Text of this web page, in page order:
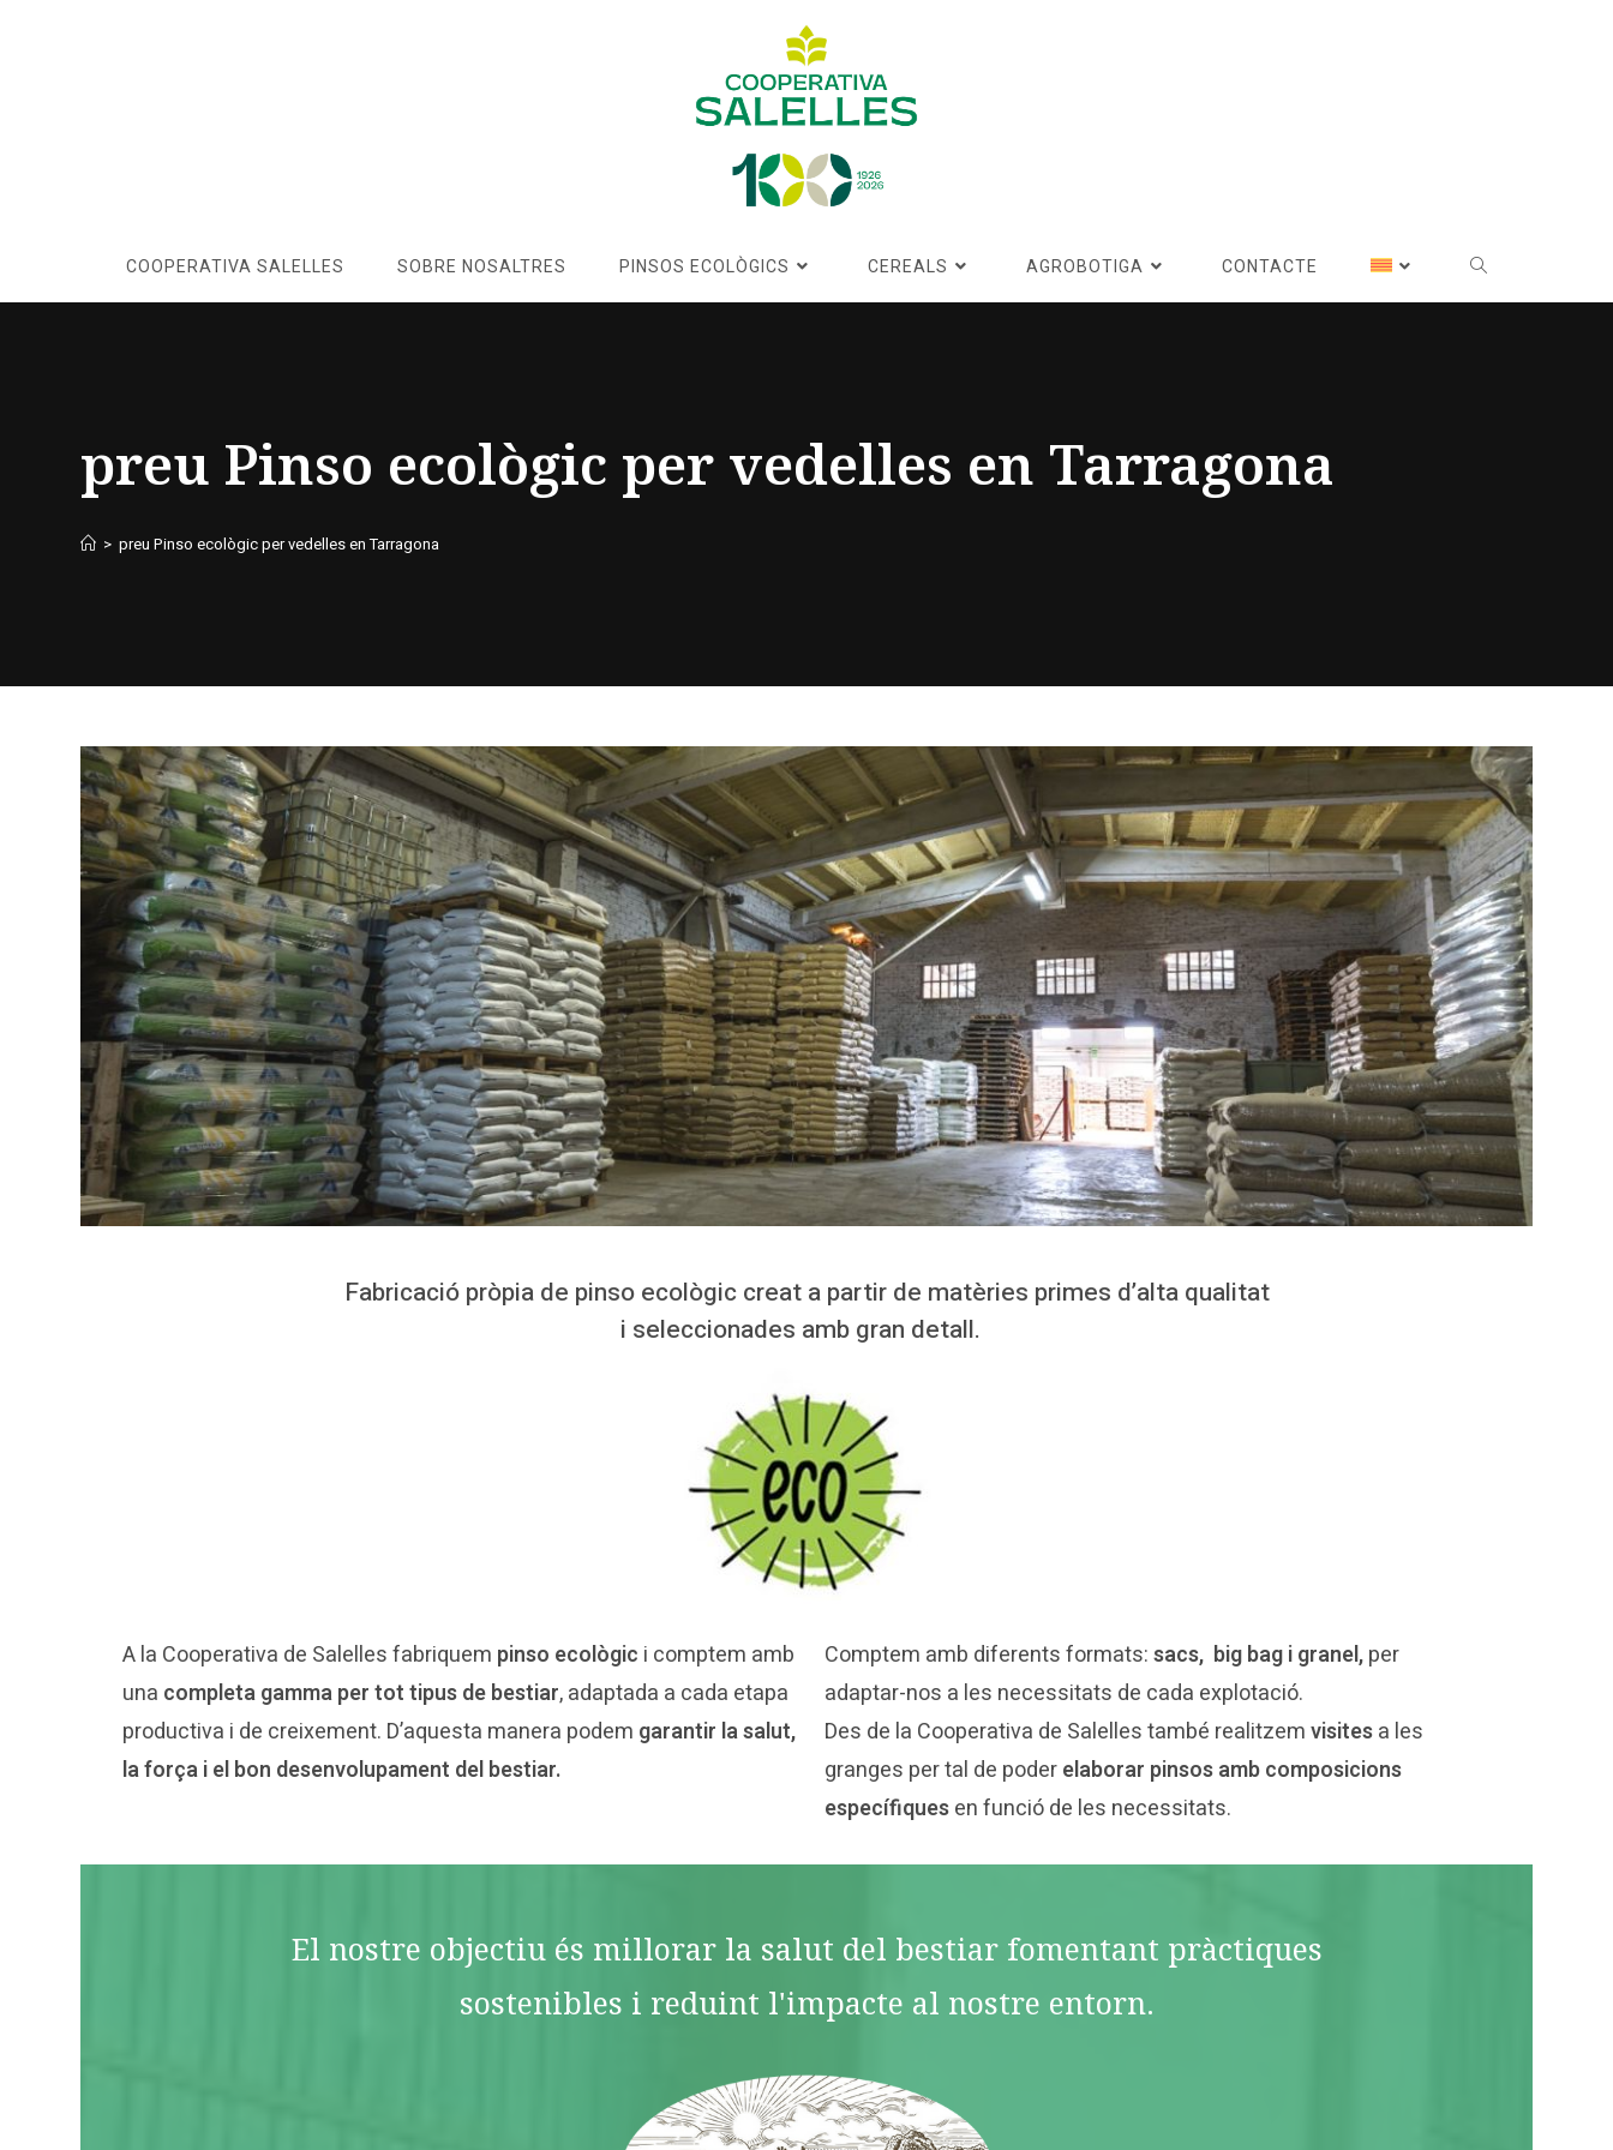
COOPERATIVA SALELLES SOBRE NOSALTRES PINSOS ECOLÒGICS CEREALS AGROBOTIGA CONTACTE
preu Pinso ecològic per vedelles en Tarragona
> preu Pinso ecològic per vedelles en Tarragona
Fabricació pròpia de pinso ecològic creat a partir de matèries primes d’alta qualitat
i seleccionades amb gran detall.
A la Cooperativa de Salelles fabriquem pinso ecològic i comptem amb
una completa gamma per tot tipus de bestiar, adaptada a cada etapa
productiva i de creixement. D’aquesta manera podem garantir la salut,
la força i el bon desenvolupament del bestiar.
Comptem amb diferents formats:sacs, big bag i granel,per
adaptar-nos a les necessitats de cada explotació.
Des de la Cooperativa de Salelles també realitzemvisitesa les
granges per tal de poderelaborar pinsos amb composicions
específiquesen funció de les necessitats.
El nostre objectiu és millorar la salut del bestiar fomentant pràctiques
sostenibles i reduint l'impacte al nostre entorn.